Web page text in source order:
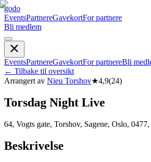
godo
EventsPartnereGavekortFor partnere
Bli medlem
EventsPartnereGavekortFor partnereBli
← Tilbake til oversikt
Arrangert av Nieu Torshov★4,9(24)
Torsdag Night Live
64, Vogts gate, Torshov, Sagene, Oslo,
Beskrivelse